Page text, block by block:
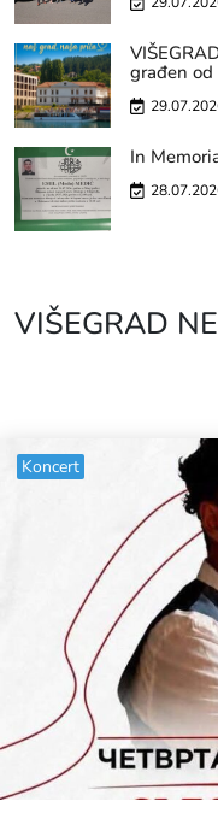
građen
In
VIŠEGRAD
Koncert